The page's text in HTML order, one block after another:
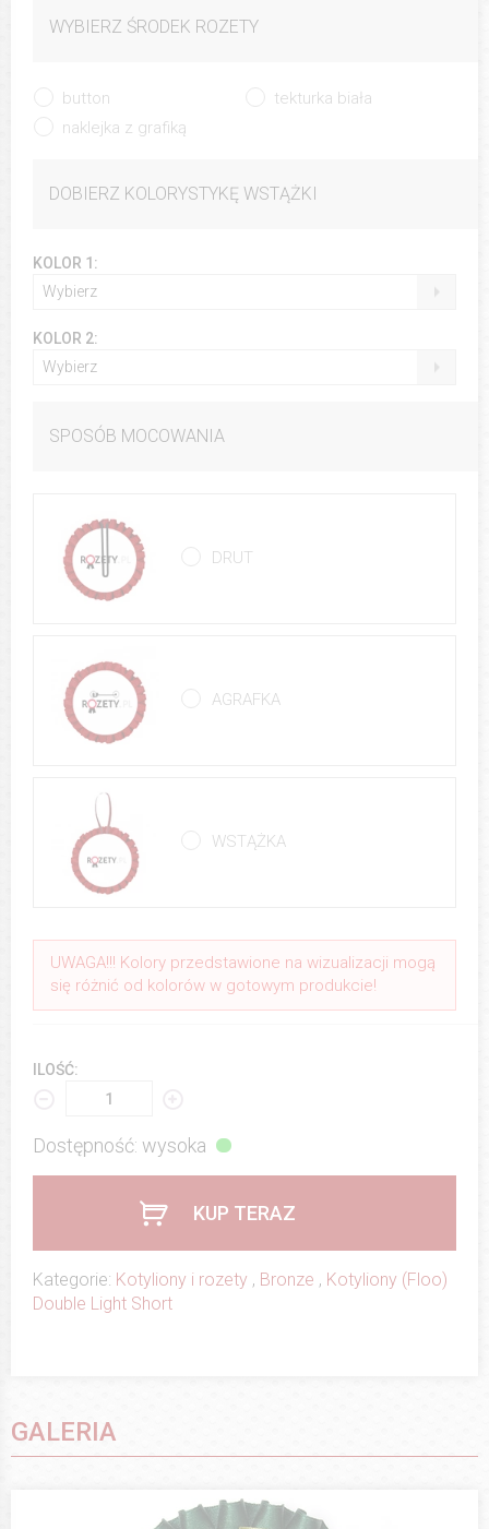
WYBIERZ ŚRODEK ROZETY
button
tekturka biała
naklejka z grafiką
DOBIERZ KOLORYSTYKĘ WSTĄŻKI
KOLOR 1:
Wybierz
KOLOR 2:
Wybierz
SPOSÓB MOCOWANIA
DRUT
AGRAFKA
WSTĄŻKA
UWAGA!!! Kolory przedstawione na wizualizacji mogą
się różnić od kolorów w gotowym produkcie!
ILOŚĆ:
Dostępność: wysoka
KUP TERAZ
Kategorie: Kotyliony i rozety , Bronze , Kotyliony (Floo)
Double Light Short
GALERIA